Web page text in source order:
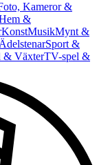
Kameror &
&
KonstMusikMynt &
Sport &
& VäxterTV-spel &